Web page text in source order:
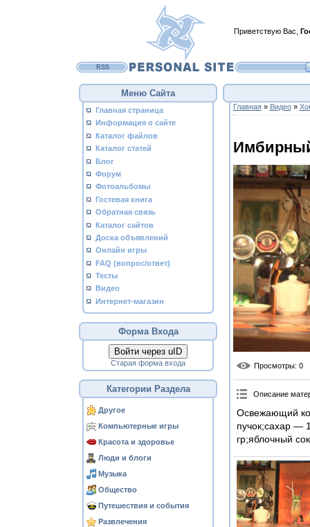
Приветствую Вас
RSS
Меню Сайта
Главная страница
Информация о сайте
Каталог файлов
Каталог статей
Блог
Форум
Фотоальбомы
Гостевая книга
Обратная связь
Каталог сайтов
Доска объявлений
Онлайн игры
FAQ (вопрос/ответ)
Тесты
Видео
Интернет-магазин
Форма Входа
Войти через uID
Старая форма входа
Категории Раздела
Другое
Компьютерные игры
Красота и здоровье
Люди и блоги
Музыка
Общество
Путешествия и события
Развлечения
Главная» Видео»
Просмотры: 0
Описание
Освежающий
пучок;сахар —
гр;яблочный